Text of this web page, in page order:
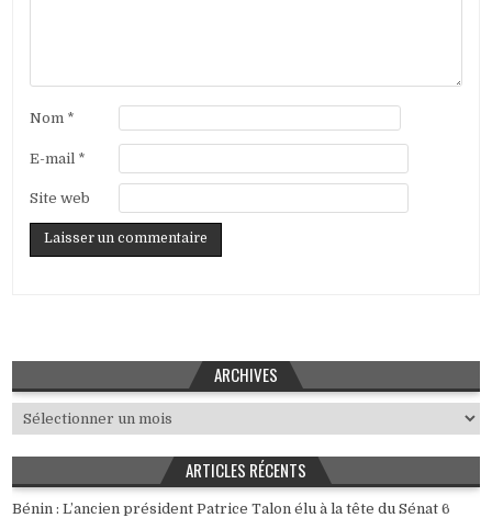
Nom *
E-mail *
Site web
ARCHIVES
Archives
ARTICLES RÉCENTS
Bénin : L’ancien président Patrice Talon élu à la tête du Sénat 6